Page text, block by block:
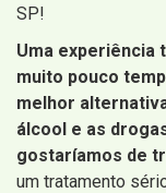
SP!
Uma experiência
muito pouco
melhor
álcool e as
gostaríamos de
um tratamento